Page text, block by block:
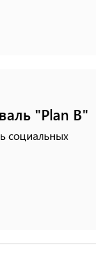
"Plan B"
социальных